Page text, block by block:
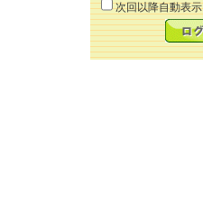
次回以降自動表示